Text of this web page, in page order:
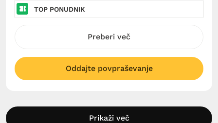
TOP PONUDNIK
Preberi več
Oddajte povpraševanje
Prikaži več